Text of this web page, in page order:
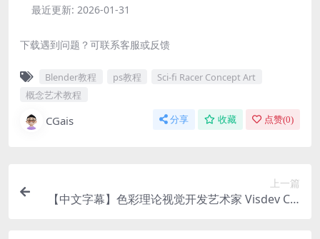
最近更新: 2026-01-31
下载遇到问题？可联系客服或反馈
Blender教程 ps教程
Sci-fi Racer Concept Art
概念艺术教程
CGais 分享 收藏 点赞(0)
上一篇
【中文字幕】色彩理论视觉开发艺术家 Visdev Col